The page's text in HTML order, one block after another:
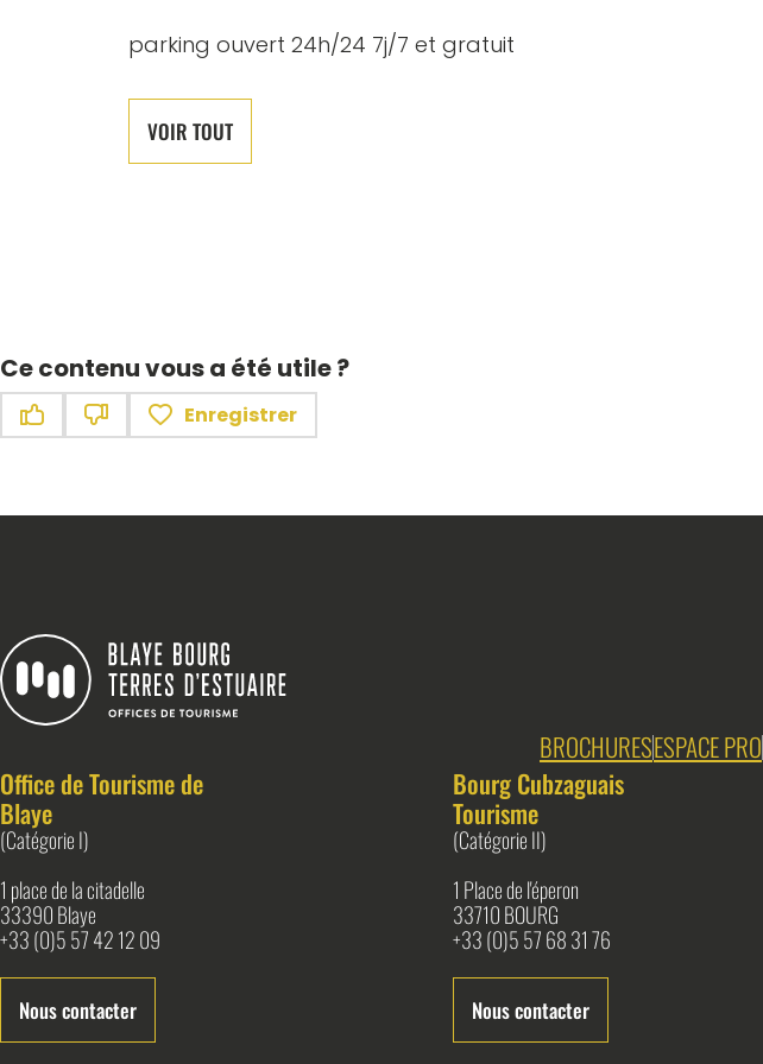
parking ouvert 24h/24 7j/7 et gratuit
VOIR TOUT
Ce contenu vous a été utile ?
Enregistrer
BROCHURESESPACE PRO
Office de Tourisme de
Blaye
(Catégorie I)
1 place de la citadelle
33390 Blaye
+33 (0)5 57 42 12 09
Nous contacter
Bourg Cubzaguais
Tourisme
(Catégorie II)
1 Place de l'éperon
33710 BOURG
+33 (0)5 57 68 31 76
Nous contacter